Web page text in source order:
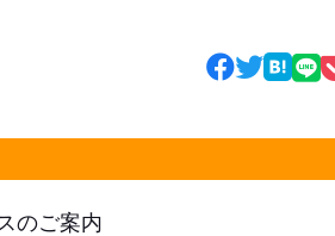
のご案内